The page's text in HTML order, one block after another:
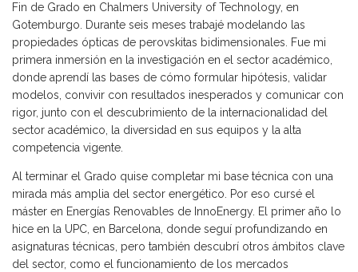
Fin de Grado en Chalmers University of Technology, en
Gotemburgo. Durante seis meses trabajé modelando las
propiedades ópticas de perovskitas bidimensionales. Fue mi
primera inmersión en la investigación en el sector académico,
donde aprendí las bases de cómo formular hipótesis, validar
modelos, convivir con resultados inesperados y comunicar con
rigor, junto con el descubrimiento de la internacionalidad del
sector académico, la diversidad en sus equipos y la alta
competencia vigente.
Al terminar el Grado quise completar mi base técnica con una
mirada más amplia del sector energético. Por eso cursé el
máster en Energías Renovables de InnoEnergy. El primer año lo
hice en la UPC, en Barcelona, donde seguí profundizando en
asignaturas técnicas, pero también descubrí otros ámbitos clave
del sector, como el funcionamiento de los mercados